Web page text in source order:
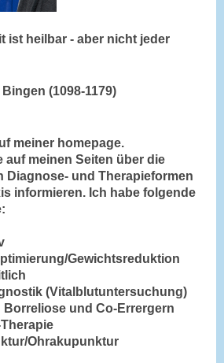
ist heilbar - aber nicht jeder
(1098-1179)
meiner homepage.
auf meinen Seiten über die
Diagnose- und Therapieformen
informieren. Ich habe folgende
Gewichtsreduktion
(Vitalblutuntersuchung)
Borreliose und Co-Errergern
Ohrakupunktur